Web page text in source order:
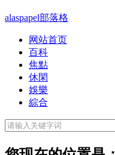
alaspapel部落格
网站首页
百科
焦點
休閑
娛樂
綜合